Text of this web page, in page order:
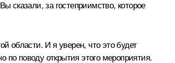
сказали, за гостеприимство, которое
области. И я уверен, что это будет
по поводу открытия этого мероприятия.